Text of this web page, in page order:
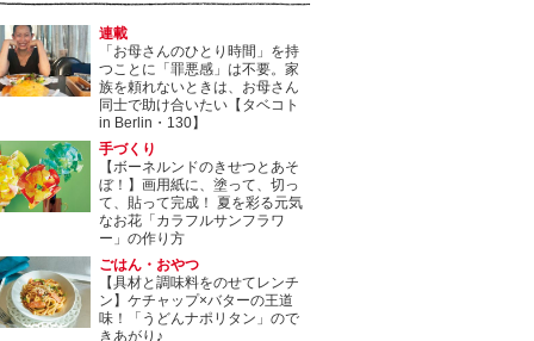
連載
「お母さんのひとり時間」を持
つことに「罪悪感」は不要。家
族を頼れないときは、お母さん
同士で助け合いたい【タベコト
in Berlin・130】
手づくり
【ボーネルンドのきせつとあそ
ぼ！】画用紙に、塗って、切っ
て、貼って完成！ 夏を彩る元気
なお花「カラフルサンフラワ
ー」の作り方
ごはん・おやつ
【具材と調味料をのせてレンチ
ン】ケチャップ×バターの王道
味！「うどんナポリタン」ので
きあがり♪